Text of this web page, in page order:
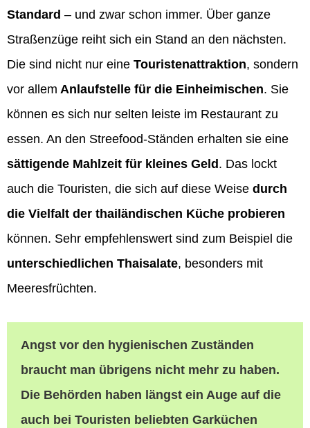
Standard – und zwar schon immer. Über ganze
Straßenzüge reiht sich ein Stand an den nächsten.
Die sind nicht nur eine Touristenattraktion, sondern
vor allem Anlaufstelle für die Einheimischen. Sie
können es sich nur selten leiste im Restaurant zu
essen. An den Streefood-Ständen erhalten sie eine
sättigende Mahlzeit für kleines Geld . Das lockt
auch die Touristen, die sich auf diese Weise durch
die Vielfalt der thailändischen Küche probieren
können. Sehr empfehlenswert sind zum Beispiel die
unterschiedlichen Thaisalate, besonders mit
Meeresfrüchten.
Angst vor den hygienischen Zuständen
braucht man übrigens nicht mehr zu haben.
Die Behörden haben längst ein Auge auf die
auch bei Touristen beliebten Garküchen